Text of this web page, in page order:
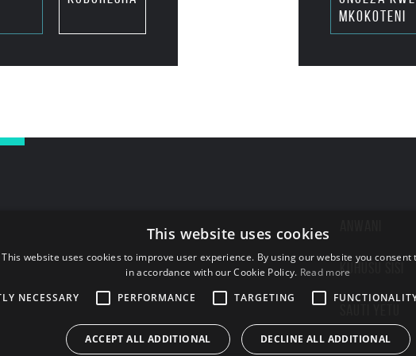
mkokoteni
KUHUSU SISI
This website uses cookies
This website uses cookies to improve user experience. By using our website you consent
in accordance with our Cookie Policy. Read more
NECESSARY
PERFORMANCE TARGETING
ACCEPT ALL ADDITIONAL DECLINE ALL ADDITIONAL